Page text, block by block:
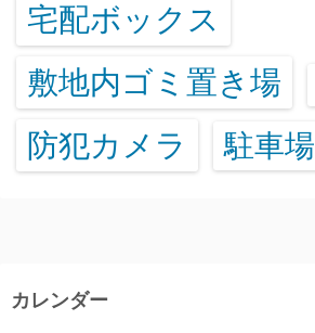
宅配ボックス
敷地内ゴミ置き場
防犯カメラ 駐車場
カレンダー